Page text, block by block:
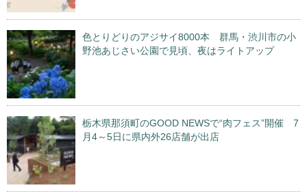
色とりどりのアジサイ8000本 群馬・渋川市の小
野池あじさい公園で見頃、夜はライトアップ
栃木県那須町のGOOD NEWSで“肉フェス”開催 7
月4～5日に県内外26店舗が出店